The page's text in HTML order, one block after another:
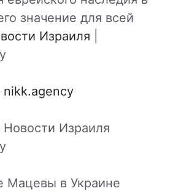
значение для всей
Израиля
nikk.agency
Израиля
Мацевы в Украине